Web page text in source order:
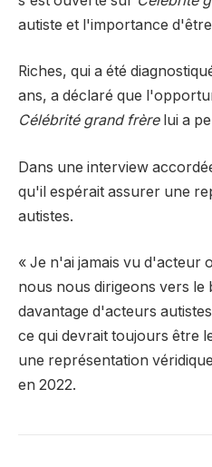
autiste et l'importance
Riches, qui a été
ans, a déclaré que
Célébrité grand frère lui a
Dans une interview
qu'il espérait assurer une
autistes.
« Je n'ai jamais vu d'acteur
nous nous dirigeons vers le
davantage d'acteurs
ce qui devrait toujours être
une représentation
en 2022.